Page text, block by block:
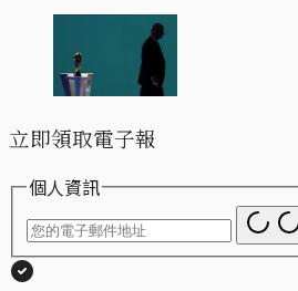
立即領取電子報
個人資訊